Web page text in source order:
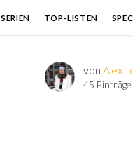
SERIEN TOP-LISTEN
von
45 Einträge